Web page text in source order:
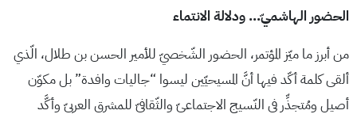
الحضور الهاشميّ… ودلالة الانتماء
من أبرز ما ميّز المؤتمر، الحضور الشّخصيّ للأمير الحسن بن طلال، الّذي
ألقى كلمة أكّد فيها أنَّ المسيحيّين ليسوا “جاليات وافدة” بل مكوّن
أصيل ومُتجذِّر في النّسيج الاجتماعيّ والثّقافيّ للمشرق العربيّ وأكَّد